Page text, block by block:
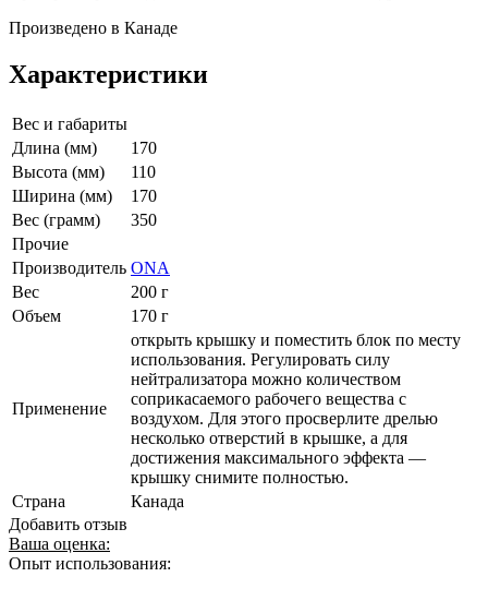
Произведено в Канаде
Характеристики
Вес и габариты
Длина (мм)
170
Высота (мм)
110
Ширина (мм)
170
Вес (грамм)
350
Прочие
Производитель ONA
Вес
200 г
Объем
170 г
Применение
открыть крышку и поместить блок по месту
использования. Регулировать силу
нейтрализатора можно количеством
соприкасаемого рабочего вещества с
воздухом. Для этого просверлите дрелью
несколько отверстий в крышке, а для
достижения максимального эффекта —
крышку снимите полностью.
Страна
Канада
Добавить отзыв
Ваша оценка:
Опыт использования: